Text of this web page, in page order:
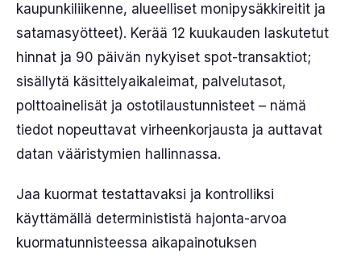
kaupunkiliikenne, alueelliset monipysäkkireitit ja
satamasyötteet). Kerää 12 kuukauden laskutetut
hinnat ja 90 päivän nykyiset spot-transaktiot;
sisällytä käsittelyaikaleimat, palvelutasot,
polttoainelisät ja ostotilaustunnisteet – nämä
tiedot nopeuttavat virheenkorjausta ja auttavat
datan vääristymien hallinnassa.
Jaa kuormat testattavaksi ja kontrolliksi
käyttämällä determinististä hajonta-arvoa
kuormatunnisteessa aikapainotuksen